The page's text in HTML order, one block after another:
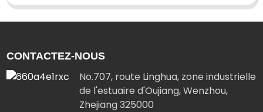
CONTACTEZ-NOUS
No.707, route Linghua, zone industrielle
de l'estuaire d'Oujiang, Wenzhou,
Zhejiang 325000